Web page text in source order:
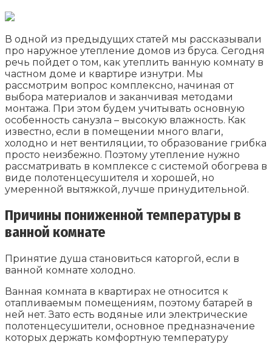
В одной из предыдущих статей мы рассказывали
про наружное утепление домов из бруса. Сегодня
речь пойдет о том, как утеплить ванную комнату в
частном доме и квартире изнутри. Мы
рассмотрим вопрос комплексно, начиная от
выбора материалов и заканчивая методами
монтажа. При этом будем учитывать основную
особенность санузла – высокую влажность. Как
известно, если в помещении много влаги,
холодно и нет вентиляции, то образование грибка
просто неизбежно. Поэтому утепление нужно
рассматривать в комплексе с системой обогрева в
виде полотенцесушителя и хорошей, но
умеренной вытяжкой, лучше принудительной.
Причины пониженной температуры в
ванной комнате
Принятие душа становиться каторгой, если в
ванной комнате холодно.
Ванная комната в квартирах не относится к
отапливаемым помещениям, поэтому батарей в
ней нет. Зато есть водяные или электрические
полотенцесушители, основное предназначение
которых держать комфортную температуру